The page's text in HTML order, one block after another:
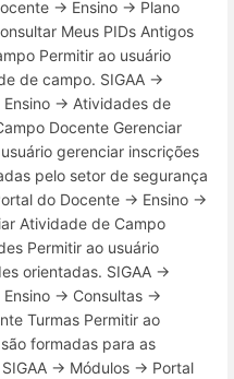
→ Ensino → Plano
Meus PIDs Antigos
Permitir ao usuário
de campo. SIGAA →
→ Atividades de
Docente Gerenciar
gerenciar inscrições
pelo setor de segurança
do Docente → Ensino →
Atividade de Campo
Permitir ao usuário
orientadas. SIGAA →
→ Consultas →
Turmas Permitir ao
formadas para as
→ Módulos → Portal